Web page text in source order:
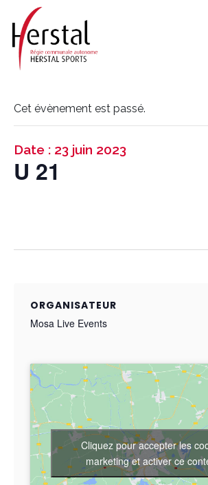
Cet évènement est passé.
Date : 23 juin 2023
U 21
ORGANISATEUR
Mosa Live Events
Cliquez pour accepter les
marketing et activer ce